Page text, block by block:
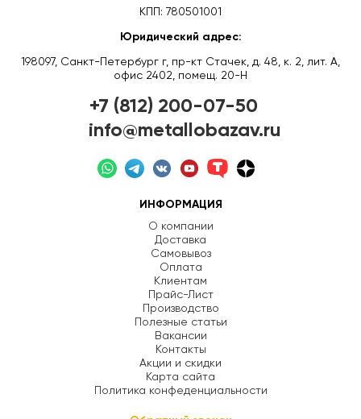
КПП: 780501001
Юридический адрес:
198097, Санкт-Петербург г, пр-кт Стачек, д. 48, к. 2, лит. А,
офис 2402, помещ. 20-Н
+7 (812) 200-07-50
info@metallobazav.ru
ИНФОРМАЦИЯ
О компании
Доставка
Самовывоз
Оплата
Клиентам
Прайс-Лист
Производство
Полезные статьи
Вакансии
Контакты
Акции и скидки
Карта сайта
Политика конфеденциальности